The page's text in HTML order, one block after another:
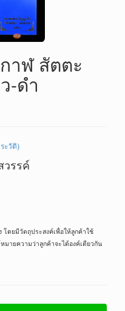
าฬ สัตตะ
-ดำ
ะวัติ)
วรรค์
โดยมีวัตถุประสงค์เพื่อให้ลูกค้าใช้
มายความว่าลูกค้าจะได้องค์เดียวกัน